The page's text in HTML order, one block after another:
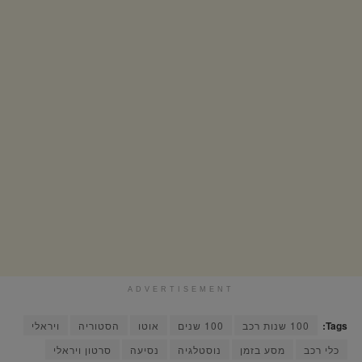
ADVERTISEMENT
Tags: 100 שנות רכב 100 שנים אוטו הסטוריה
ויראלי
כלי רכב
מסע בזמן נוסטלגיה נסיעה סרטון ויראלי